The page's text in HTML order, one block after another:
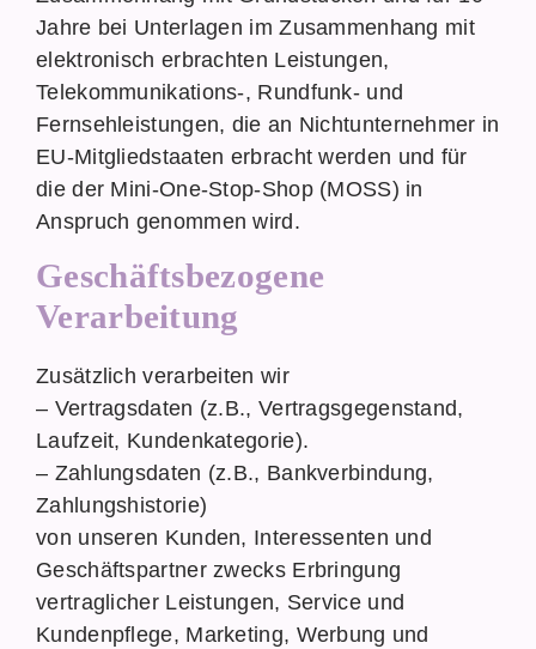
Jahre bei Unterlagen im Zusammenhang mit
elektronisch erbrachten Leistungen,
Telekommunikations-, Rundfunk- und
Fernsehleistungen, die an Nichtunternehmer in
EU-Mitgliedstaaten erbracht werden und für
die der Mini-One-Stop-Shop (MOSS) in
Anspruch genommen wird.
Geschäftsbezogene
Verarbeitung
Zusätzlich verarbeiten wir
– Vertragsdaten (z.B., Vertragsgegenstand,
Laufzeit, Kundenkategorie).
– Zahlungsdaten (z.B., Bankverbindung,
Zahlungshistorie)
von unseren Kunden, Interessenten und
Geschäftspartner zwecks Erbringung
vertraglicher Leistungen, Service und
Kundenpflege, Marketing, Werbung und